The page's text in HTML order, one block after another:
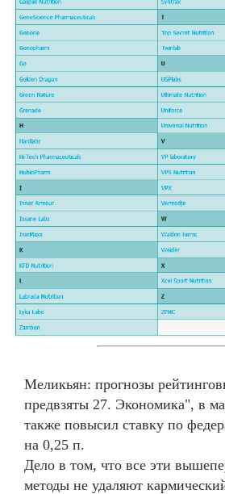
Меликьян: прогнозы
предвзяты 27. Экономика", в
также повысил ставку по
на 0,25 п.
Дело в том, что все эти
методы не удаляют